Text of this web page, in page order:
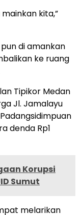
kita,”
di amankan
ke ruang
Tipikor Medan
Jl. Jamalayu
denda Rp1
Korupsi
Sumut
melarikan